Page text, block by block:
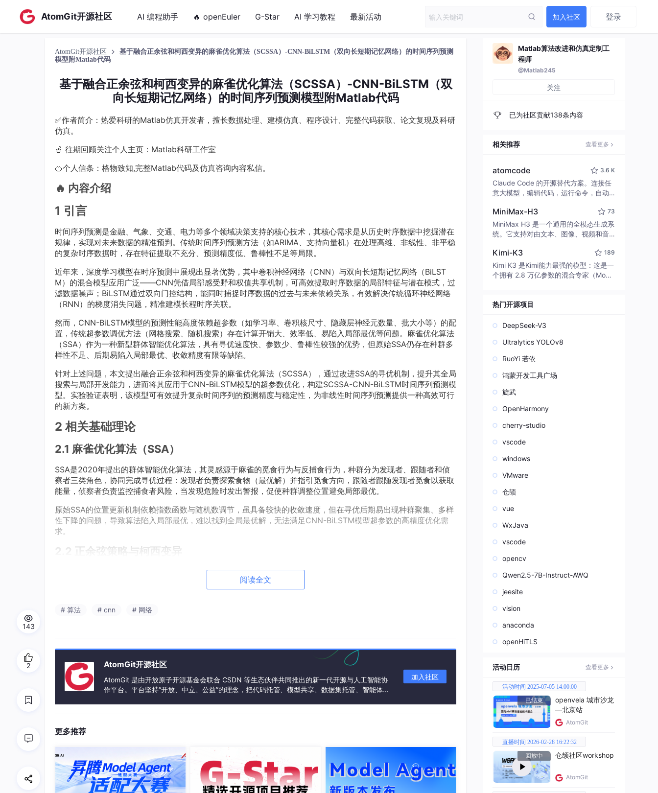
AtomGit开源社区 AI 编程助手 🔥 openEuler G-Star AI 学习教程 最新活动 加入社区 登录
AtomGit开源社区
基于融合正余弦和柯西变异的麻雀优化算法（SCSSA）-CNN-BiLSTM（双向长短期记忆网络）的时间序列预测
模型附Matlab代码
基于融合正余弦和柯西变异的麻雀优化算法（SCSSA）-CNN-BiLSTM（双
向长短期记忆网络）的时间序列预测模型附Matlab代码
✅作者简介：热爱科研的Matlab仿真开发者，擅长数据处理、建模仿真、程序设计、完整代码获取、论文复现及科研
仿真。
🍎 往期回顾关注个人主页：Matlab科研工作室
🍊个人信条：格物致知,完整Matlab代码及仿真咨询内容私信。
🔥 内容介绍
1 引言
时间序列预测是金融、气象、交通、电力等多个领域决策支持的核心技术，其核心需求是从历史时序数据中挖掘潜在
规律，实现对未来数据的精准预判。传统时间序列预测方法（如ARIMA、支持向量机）在处理高维、非线性、非平稳
的复杂时序数据时，存在特征提取不充分、预测精度低、鲁棒性不足等局限。
近年来，深度学习模型在时序预测中展现出显著优势，其中卷积神经网络（CNN）与双向长短期记忆网络（BiLST
M）的混合模型应用广泛——CNN凭借局部感受野和权值共享机制，可高效提取时序数据的局部特征与潜在模式，过
滤数据噪声；BiLSTM通过双向门控结构，能同时捕捉时序数据的过去与未来依赖关系，有效解决传统循环神经网络
（RNN）的梯度消失问题，精准建模长程时序关联。
然而，CNN-BiLSTM模型的预测性能高度依赖超参数（如学习率、卷积核尺寸、隐藏层神经元数量、批大小等）的配
置，传统超参数调优方法（网格搜索、随机搜索）存在计算开销大、效率低、易陷入局部最优等问题。麻雀优化算法
（SSA）作为一种新型群体智能优化算法，具有寻优速度快、参数少、鲁棒性较强的优势，但原始SSA仍存在种群多
样性不足、后期易陷入局部最优、收敛精度有限等缺陷。
针对上述问题，本文提出融合正余弦和柯西变异的麻雀优化算法（SCSSA），通过改进SSA的寻优机制，提升其全局
搜索与局部开发能力，进而将其应用于CNN-BiLSTM模型的超参数优化，构建SCSSA-CNN-BiLSTM时间序列预测模
型。实验验证表明，该模型可有效提升复杂时间序列的预测精度与稳定性，为非线性时间序列预测提供一种高效可行
的新方案。
2 相关基础理论
2.1 麻雀优化算法（SSA）
SSA是2020年提出的群体智能优化算法，其灵感源于麻雀的觅食行为与反捕食行为，种群分为发现者、跟随者和侦
察者三类角色，协同完成寻优过程：发现者负责探索食物（最优解）并指引觅食方向，跟随者跟随发现者觅食以获取
能量，侦察者负责监控捕食者风险，当发现危险时发出警报，促使种群调整位置避免局部最优。
原始SSA的位置更新机制依赖指数函数与随机数调节，虽具备较快的收敛速度，但在寻优后期易出现种群聚集、多样
性下降的问题，导致算法陷入局部最优，难以找到全局最优解，无法满足CNN-BiLSTM模型超参数的高精度优化需
求。
2.2 正余弦策略与柯西变异
正余弦算法（SCA）是一种基于正弦、余弦函数的优化算法，通过自适应调整振幅，实现全局探索与局部开发的动态
平衡，其核心优势的是能在广阔搜索空间内高效探索潜在最优解，弥补传统优化算法全局搜索能力不足的缺陷。
机扰动，可有效增加种群多样性，帮助算法跳出局部最优陷阱，提升寻优精度与算法稳定性。
CNN-BiLSTM混合模型结合了CNN与BiLSTM的核心优势，形成“特征提取-时序建模”的双层架构：
CNN层：通过卷积核滑动窗口操作，对输入的时序数据进行局部特征提取，过滤冗余噪声，挖掘数据中的局部趋
势、周期片段等关键信息，通过池化层进一步压缩特征维度，提升特征提取效率；
输出层：对BiLSTM输出的时序特征进行整合，通过全连接层输出最终的预测结果，完成时间序列预测任务。
该混合模型解决了单一CNN难以建模长程时序依赖、单一BiLSTM易忽略局部特征的缺陷，但超参数的不合理配置会
严重影响模型的训练效率与预测性能，因此需要高效的优化算法对其超参数进行寻优。
3 改进麻雀优化算法（SCSSA）设计
阅读全文
# 算法 # cnn # 网络
AtomGit开源社区
AtomGit 是由开放原子开源基金会联合 CSDN 等生态伙伴共同推出的新一代开源与人工智能协
作平台。平台坚持“开放、中立、公益”的理念，把代码托管、模型共享、数据集托管、智能体开
加入社区
更多推荐
143
2
Matlab算法改进和仿真定制工
程师
@Matlab245
关注
已为社区贡献138条内容
相关推荐 查看更多
atomcode 3.6 K
Claude Code 的开源替代方案。连接任
意大模型，编辑代码，运行命令，自动
致性能。 ｜ An open-source alternativ
e to Claude Code. Connect any LLM,
edit code, run commands, and verify
MiniMax-H3 73
MiniMax H3 是一个通用的全模态生成系
统。它支持对由文本、图像、视频和音
并能生成分辨率高达 2K、时长可达 15
秒的带原生立体声音频的视频。得益于
面向任务泛化的系统设计，H3 在预训练
模态指令。
Kimi-K3 189
Kimi K3 是Kimi能力最强的模型：这是一
个拥有 2.8 万亿参数的混合专家（Mo
热门开源项目
DeepSeek-V3
Ultralytics YOLOv8
RuoYi 若依
鸿蒙开发工具广场
旋武
OpenHarmony
cherry-studio
vscode
windows
VMware
仓颉
vue
WxJava
vscode
opencv
Qwen2.5-7B-Instruct-AWQ
jeesite
vision
anaconda
openHiTLS
活动日历 查看更多
活动时间 2025-07-05 14:00:00
已结束
openvela 城市沙龙
—北京站
AtomGit
直播时间 2026-02-28 16:22:32
回放中
仓颉社区workshop
AtomGit